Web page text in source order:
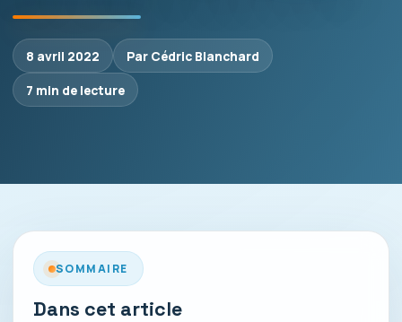
8 avril 2022
Par Cédric Blanchard
7 min de lecture
SOMMAIRE
Dans cet article